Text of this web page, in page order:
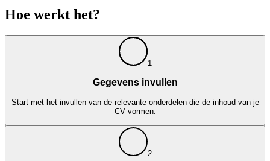
Hoe werkt het?
1
Gegevens invullen
Start met het invullen van de relevante onderdelen die de inhoud van je
CV vormen.
2